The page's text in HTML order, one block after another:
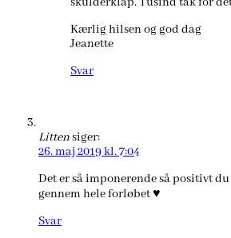
Kærlig hilsen og god dag
Jeanette
Svar
Littensiger:
26. maj 2019 kl. 7:04
Det er så imponerende så positivt
gennem hele forløbet ♥️
Svar